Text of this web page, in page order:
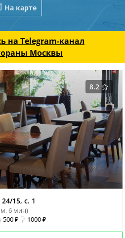
На карте
на Telegram-канал
Москвы
8.2
15, с. 1
м, 6 мин)
500 ₽ 1000 ₽